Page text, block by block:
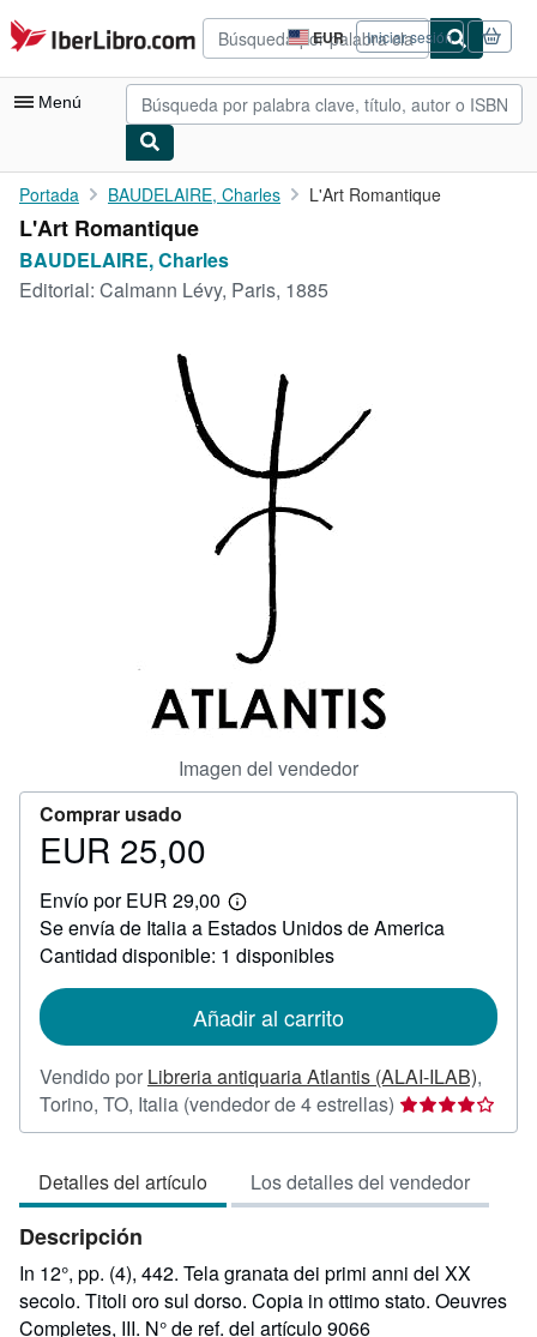
Pasar al contenido principal
IberLibro.com EUR
Preferencias
de
compra
del
Iniciar sesión
Menú
Mi cuenta
Consultar mis pedidos
Búsqueda avanzada
CERRAR
Portada BAUDELAIRE, Charles L'Art Romantique
L'Art Romantique
BAUDELAIRE, Charles
Editorial: Calmann Lévy, Paris, 1885
Imagen del vendedor
Comprar usado
Precio
25,00
EUR 25,00
Envío por EUR 29,00
Más
información
sobre
las
envío
Se envía de Italia a Estados Unidos de America
Cantidad disponible: 1 disponibles
Añadir al carrito
Vendido por Libreria antiquaria Atlantis (ALAI-ILAB),
Torino, TO, Italia (vendedor de 4 estrellas) Calificación
del
4
de
estrellas
Detalles del artículo Los detalles del vendedor
Descripción
In 12°, pp. (4), 442. Tela granata dei primi anni del XX
secolo. Titoli oro sul dorso. Copia in ottimo stato. Oeuvres
Completes, III. N° de ref. del artículo 9066